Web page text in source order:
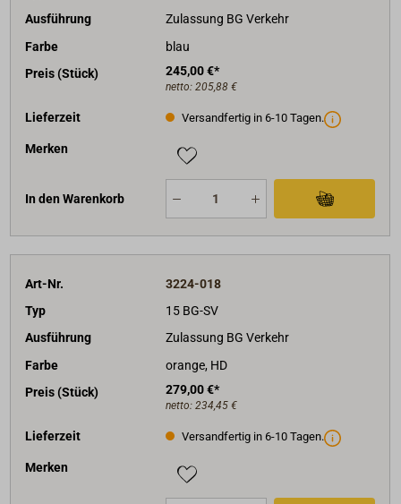
Ausführung
Zulassung BG Verkehr
Farbe
blau
Preis (Stück)
245,00 €*
netto: 205,88 €
Lieferzeit Versandfertig in 6-10 Tagen.
Merken
In den Warenkorb
Art-Nr.
3224-018
Typ
15 BG-SV
Ausführung
Zulassung BG Verkehr
Farbe
orange, HD
Preis (Stück)
279,00 €*
netto: 234,45 €
Lieferzeit Versandfertig in 6-10 Tagen.
Merken